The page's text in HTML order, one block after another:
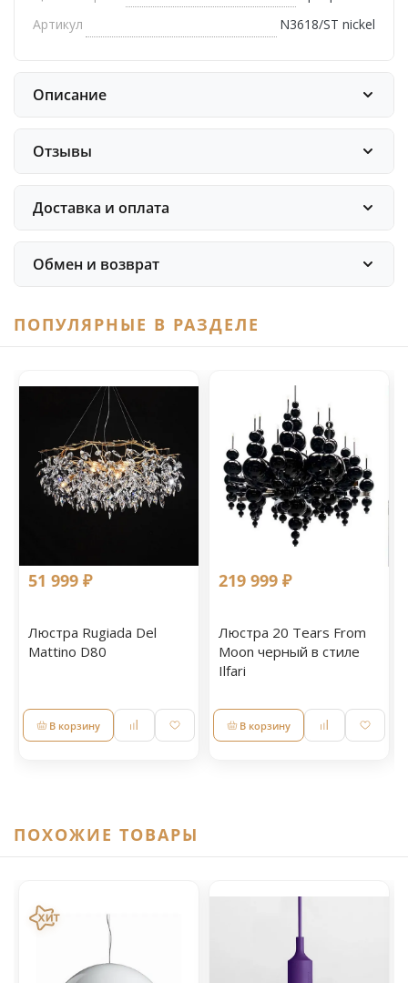
Артикул
N3618/ST nickel
Описание
Отзывы
Доставка и оплата
Обмен и возврат
ПОПУЛЯРНЫЕ В РАЗДЕЛЕ
51 999 ₽
Люстра Rugiada Del
Mattino D80
В корзину
219 999 ₽
Люстра 20 Tears From
Moon черный в стиле
Ilfari
В корзину
ПОХОЖИЕ ТОВАРЫ